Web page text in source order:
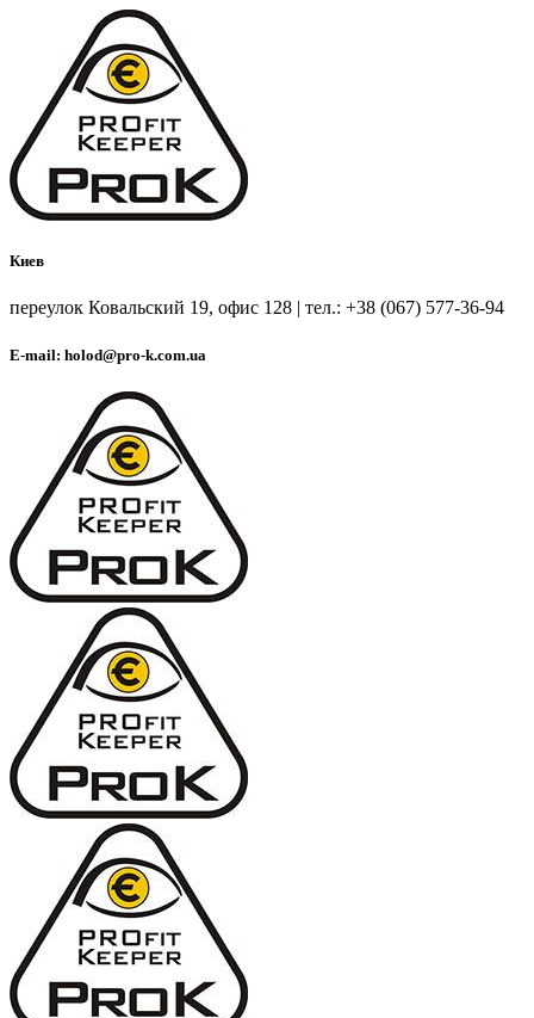
Киев
переулок Ковальский 19, офис 128 | тел.: +38 (067) 577-36-94
E-mail: holod@pro-k.com.ua